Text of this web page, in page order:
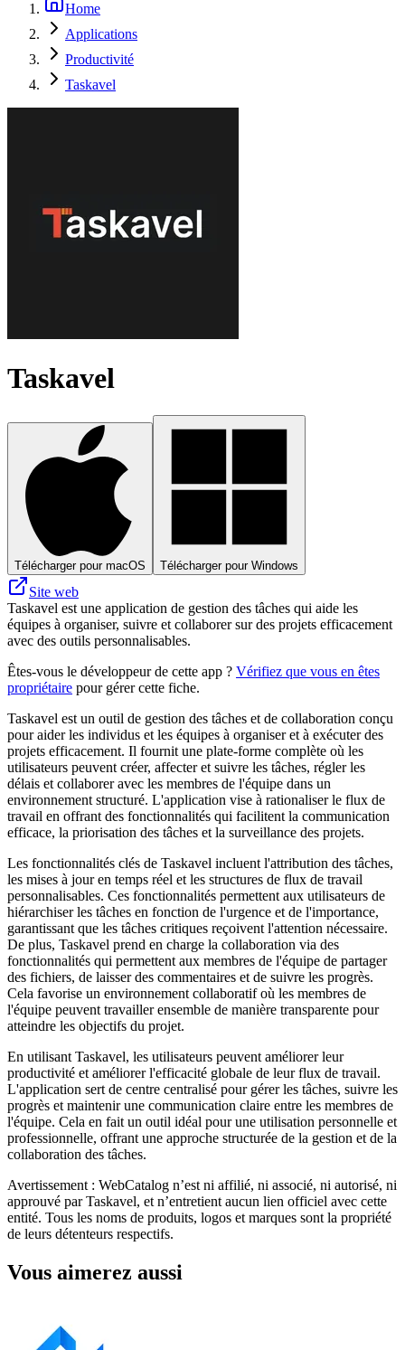
Home
Applications
Productivité
Taskavel
Taskavel
Télécharger pour macOS Télécharger pour Windows
Site web
Taskavel est une application de gestion des tâches qui aide les
équipes à organiser, suivre et collaborer sur des projets efficacement
avec des outils personnalisables.
Êtes-vous le développeur de cette app ? Vérifiez que vous en êtes
propriétaire pour gérer cette fiche.
Taskavel est un outil de gestion des tâches et de collaboration conçu
pour aider les individus et les équipes à organiser et à exécuter des
projets efficacement. Il fournit une plate-forme complète où les
utilisateurs peuvent créer, affecter et suivre les tâches, régler les
délais et collaborer avec les membres de l'équipe dans un
environnement structuré. L'application vise à rationaliser le flux de
travail en offrant des fonctionnalités qui facilitent la communication
efficace, la priorisation des tâches et la surveillance des projets.
Les fonctionnalités clés de Taskavel incluent l'attribution des tâches,
les mises à jour en temps réel et les structures de flux de travail
personnalisables. Ces fonctionnalités permettent aux utilisateurs de
hiérarchiser les tâches en fonction de l'urgence et de l'importance,
garantissant que les tâches critiques reçoivent l'attention nécessaire.
De plus, Taskavel prend en charge la collaboration via des
fonctionnalités qui permettent aux membres de l'équipe de partager
des fichiers, de laisser des commentaires et de suivre les progrès.
Cela favorise un environnement collaboratif où les membres de
l'équipe peuvent travailler ensemble de manière transparente pour
atteindre les objectifs du projet.
En utilisant Taskavel, les utilisateurs peuvent améliorer leur
productivité et améliorer l'efficacité globale de leur flux de travail.
L'application sert de centre centralisé pour gérer les tâches, suivre les
progrès et maintenir une communication claire entre les membres de
l'équipe. Cela en fait un outil idéal pour une utilisation personnelle et
professionnelle, offrant une approche structurée de la gestion et de la
collaboration des tâches.
Avertissement : WebCatalog n’est ni affilié, ni associé, ni autorisé, ni
approuvé par Taskavel, et n’entretient aucun lien officiel avec cette
entité. Tous les noms de produits, logos et marques sont la propriété
de leurs détenteurs respectifs.
Vous aimerez aussi